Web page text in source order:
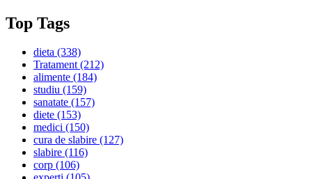
Top Tags
dieta (338)
Tratament(212)
alimente (184)
studiu (159)
sanatate (157)
diete (153)
medici (150)
cura de slabire (127)
slabire (116)
corp (106)